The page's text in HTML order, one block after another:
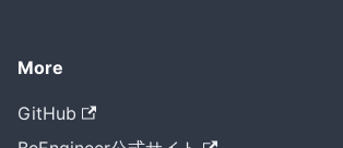
More
GitHub